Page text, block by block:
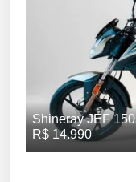
Shineray JEF
R$ 14.990